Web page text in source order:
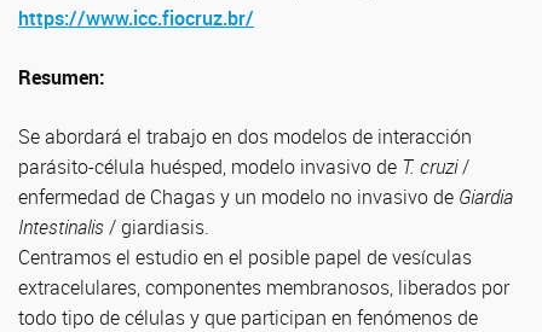
https://www.icc.fiocruz.br/
Resumen:
Se abordará el trabajo en dos modelos de interacción
parásito-célula huésped, modelo invasivo de T. cruzi/
enfermedad de Chagas y un modelo no invasivo de Giardia
Intestinalis/ giardiasis.
Centramos el estudio en el posible papel de vesículas
extracelulares, componentes membranosos, liberados por
todo tipo de células y que participan en fenómenos de